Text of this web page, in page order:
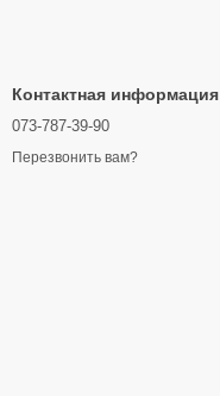
Контактная информация
073-787-39-90
Перезвонить вам?